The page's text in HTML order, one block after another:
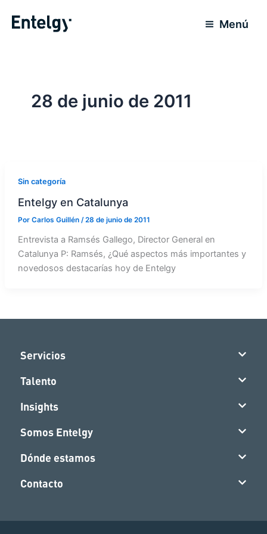
Menú
28 de junio de 2011
Sin categoría
Entelgy en Catalunya
Por Carlos Guillén /28 de junio de 2011
Entrevista a Ramsés Gallego, Director General en
Catalunya P: Ramsés, ¿Qué aspectos más importantes y
novedosos destacarías hoy de Entelgy
Servicios
Talento
Insights
Somos Entelgy
Dónde estamos
Contacto